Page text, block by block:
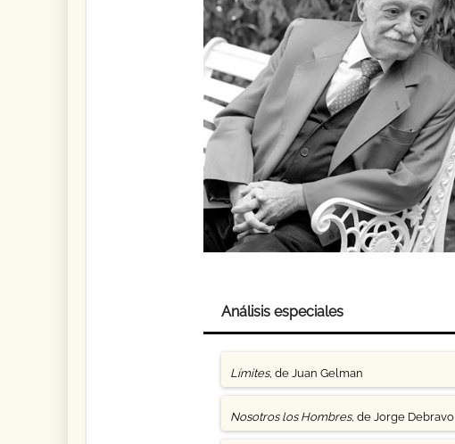
Análisis especiales
Límites, de Juan Gelman
Nosotros los Hombres, de Jorge Debravo